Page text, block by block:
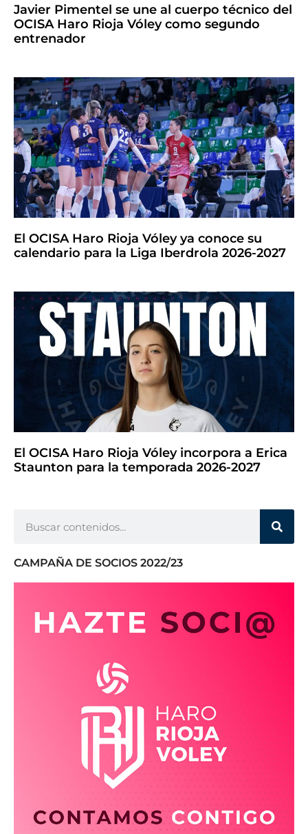
Javier Pimentel se une al cuerpo técnico del
OCISA Haro Rioja Vóley como segundo
entrenador
El OCISA Haro Rioja Vóley ya conoce su
calendario para la Liga Iberdrola 2026-2027
El OCISA Haro Rioja Vóley incorpora a Erica
Staunton para la temporada 2026-2027
CAMPAÑA DE SOCIOS 2022/23